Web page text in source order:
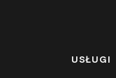
USŁUGI